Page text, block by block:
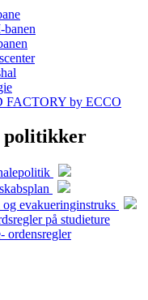
FACTORY by ECCO
politikker
evakueringinstruks
på studieture
ordensregler